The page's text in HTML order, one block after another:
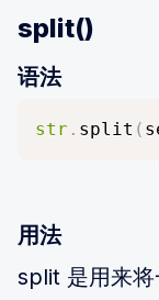
split()
语法
str . split (
用法
split 是用来